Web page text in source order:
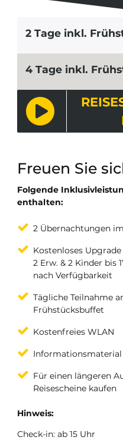
Freuen Sie
Folgende
enthalten:
2 Übernachtungen
Kostenloses
2 Erw. & 2 Kinder bis
nach Verfügbarkeit
Tägliche Teilnahme
Frühstücksbuffet
Kostenfreies WLAN
Für einen längeren
Reisescheine kaufen
Hinweis:
Check-in: ab 15 Uhr
2 Tage inkl.
4 Tage inkl.